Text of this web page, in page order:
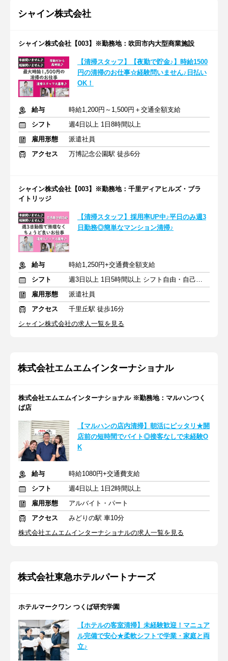
シャイン株式会社
シャイン株式会社【003】※勤務地：吹田市内大型商業施設
【清掃スタッフ】【夜勤で貯金♪】時給1500
円の清掃のお仕事☆経験問いません♪日払い
OK！
給与
時給1,200円～1,500円＋交通全額支給
シフト
週4日以上 1日8時間以上
雇用形態
派遣社員
アクセス
万博記念公園駅 徒歩6分
シャイン株式会社【003】※勤務地：千里ディアヒルズ・ブラ
イトリッジ
【清掃スタッフ】採用率UP中♪平日のみ週3
日勤務◎簡単なマンション清掃♪
給与
時給1,250円+交通費全額支給
シフト
週3日以上 1日5時間以上 シフト自由・自己申告
雇用形態
派遣社員
アクセス
千里丘駅 徒歩16分
シャイン株式会社の求人一覧を見る
株式会社エムエムインターナショナル
株式会社エムエムインターナショナル ※勤務地：マルハンつく
ば店
【マルハンの店内清掃】朝活にピッタリ★開
店前の短時間でバイト◎接客なしで未経験O
K
給与
時給1080円+交通費支給
シフト
週4日以上 1日2時間以上
雇用形態
アルバイト・パート
アクセス
みどりの駅 車10分
株式会社エムエムインターナショナルの求人一覧を見る
株式会社東急ホテルパートナーズ
ホテルマークワン つくば研究学園
【ホテルの客室清掃】未経験歓迎！マニュア
ル完備で安心★柔軟シフトで学業・家庭と両
立♪